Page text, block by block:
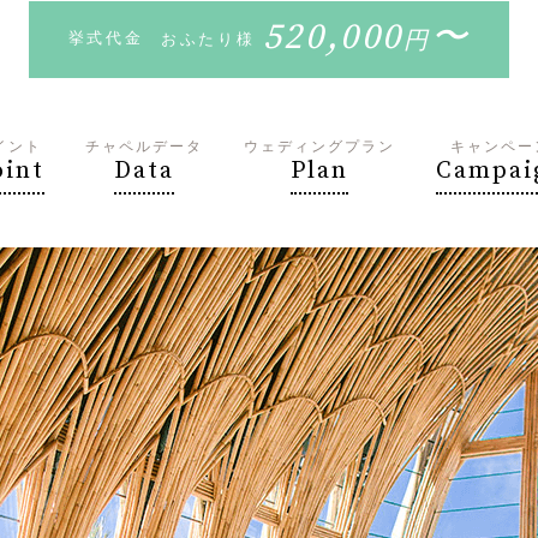
挙式代金 おふたり様 520,000円 〜
ント チャペルデータ
Data
ウェディングプラン
Plan
キャンペー